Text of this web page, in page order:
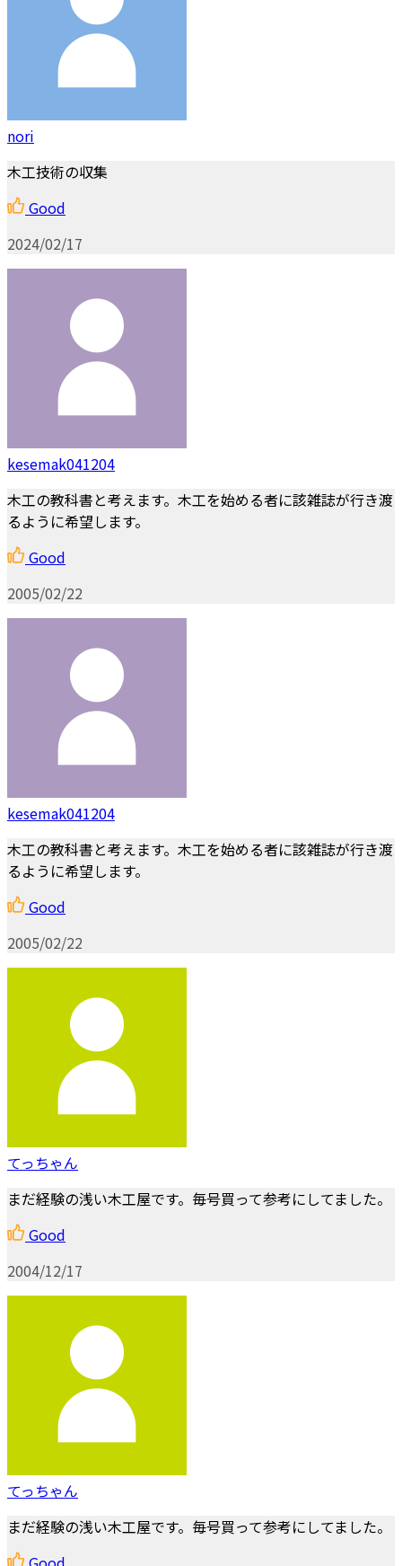
nori
木工技術の収集
Good
2024/02/17
kesemak041204
木工の教科書と考えます。木工を始める者に該雑誌が行き渡
るように希望します。
Good
2005/02/22
kesemak041204
木工の教科書と考えます。木工を始める者に該雑誌が行き渡
るように希望します。
Good
2005/02/22
てっちゃん
まだ経験の浅い木工屋です。毎号買って参考にしてました。
Good
2004/12/17
てっちゃん
まだ経験の浅い木工屋です。毎号買って参考にしてました。